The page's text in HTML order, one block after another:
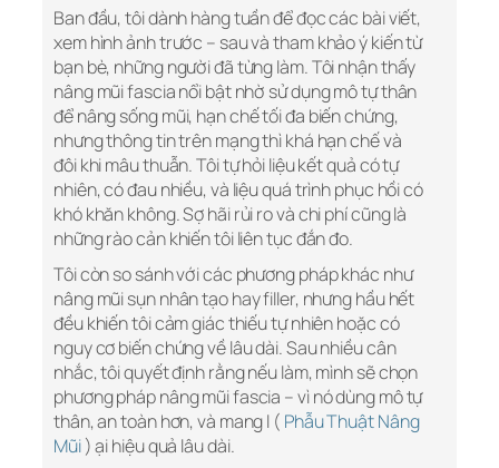
Ban đầu, tôi dành hàng tuần để đọc các bài viết,
xem hình ảnh trước – sau và tham khảo ý kiến từ
bạn bè, những người đã từng làm. Tôi nhận thấy
nâng mũi fascia nổi bật nhờ sử dụng mô tự thân
để nâng sống mũi, hạn chế tối đa biến chứng,
nhưng thông tin trên mạng thì khá hạn chế và
đôi khi mâu thuẫn. Tôi tự hỏi liệu kết quả có tự
nhiên, có đau nhiều, và liệu quá trình phục hồi có
khó khăn không. Sợ hãi rủi ro và chi phí cũng là
những rào cản khiến tôi liên tục đắn đo.
Tôi còn so sánh với các phương pháp khác như
nâng mũi sụn nhân tạo hay filler, nhưng hầu hết
đều khiến tôi cảm giác thiếu tự nhiên hoặc có
nguy cơ biến chứng về lâu dài. Sau nhiều cân
nhắc, tôi quyết định rằng nếu làm, mình sẽ chọn
phương pháp nâng mũi fascia – vì nó dùng mô tự
thân, an toàn hơn, và mang l ( Phẫu Thuật Nâng
Mũi) ại hiệu quả lâu dài.